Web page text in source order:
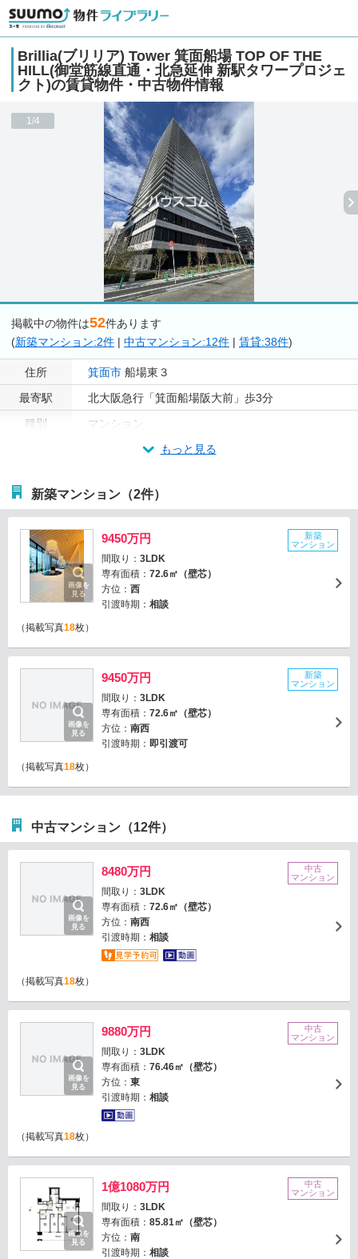
Brillia(ブリリア) Tower 箕面船場 TOP OF THE
HILL(御堂筋線直通・北急延伸 新駅タワープロジェ
クト)の賃貸物件・中古物件情報
1/4
掲載中の物件は52件あります
(新築マンション:2件 | 中古マンション:12件 | 賃貸:38件)
住所 箕面市 船場東３
最寄駅
北大阪急行「箕面船場阪大前」歩3分
種別
マンション
もっと見る
新築マンション（2件）
画像を
見る
9450万円
間取り： 3LDK
専有面積： 72.6㎡（壁芯）
方位： 西
引渡時期： 相談
新築
マンション
（掲載写真18枚）
画像を
見る
9450万円
間取り： 3LDK
専有面積： 72.6㎡（壁芯）
方位： 南西
引渡時期： 即引渡可
新築
マンション
（掲載写真18枚）
中古マンション（12件）
画像を
見る
8480万円
間取り： 3LDK
専有面積： 72.6㎡（壁芯）
方位： 南西
引渡時期： 相談
中古
マンション
（掲載写真18枚）
画像を
見る
9880万円
間取り： 3LDK
専有面積： 76.46㎡（壁芯）
方位： 東
引渡時期： 相談
中古
マンション
（掲載写真18枚）
画像を
見る
1億1080万円
間取り： 3LDK
専有面積： 85.81㎡（壁芯）
方位： 南
引渡時期： 相談
中古
マンション